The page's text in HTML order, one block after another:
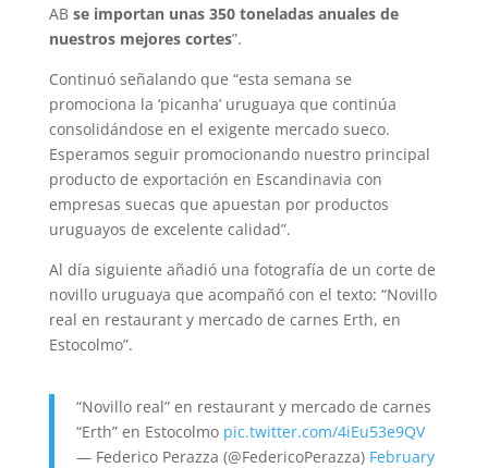
AB se importan unas 350 toneladas anuales de
nuestros mejores cortes”.
Continuó señalando que “esta semana se
promociona la ‘picanha’ uruguaya que continúa
consolidándose en el exigente mercado sueco.
Esperamos seguir promocionando nuestro principal
producto de exportación en Escandinavia con
empresas suecas que apuestan por productos
uruguayos de excelente calidad”.
Al día siguiente añadió una fotografía de un corte de
novillo uruguaya que acompañó con el texto: “Novillo
real en restaurant y mercado de carnes Erth, en
Estocolmo”.
“Novillo real” en restaurant y mercado de carnes
“Erth” en Estocolmo pic.twitter.com/4iEu53e9QV
— Federico Perazza (@FedericoPerazza) February